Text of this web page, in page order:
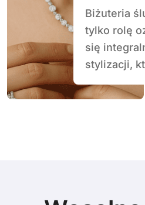
Biżuteria ślubna pełni nie
tylko rolę
się
stylizacji,